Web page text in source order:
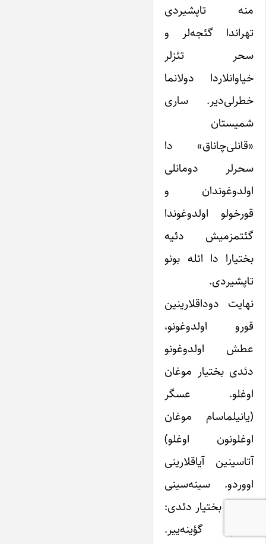
منه تاپشیردی
تهراندا گئجه‌لر و
سحر تئزلر
خیاوانلاردا دولانما
خطرلی‌دیر. ساری
شمیستان
«قانلی‌چاناق» دا
سحرلر دومانلی
اولدوغوندان و
قورخولو اولدوغوندا
گئتمزمیش دئیه
بختیارا دا ائله بونو
تاپشیردی.
نهایت دوداقلارینین
قورو اولدوغونو،
عطش اولدوغونو
دئدی بختیار موغان
اوغلو. عسگر
(یانیلماسام موغان
اوغلونون اوغلو)
آتاسینین آیاقلارینی
اووردو. سینه‌سینی
اووردو. بختیار دئدی:
سینم گؤینه‌ییر.